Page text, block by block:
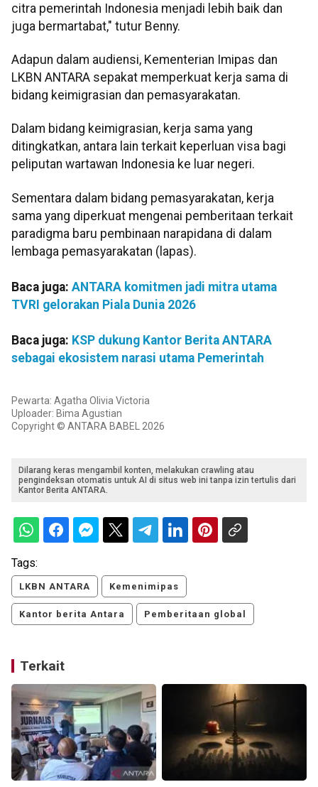
citra pemerintah Indonesia menjadi lebih baik dan
juga bermartabat," tutur Benny.
Adapun dalam audiensi, Kementerian Imipas dan
LKBN ANTARA sepakat memperkuat kerja sama di
bidang keimigrasian dan pemasyarakatan.
Dalam bidang keimigrasian, kerja sama yang
ditingkatkan, antara lain terkait keperluan visa bagi
peliputan wartawan Indonesia ke luar negeri.
Sementara dalam bidang pemasyarakatan, kerja
sama yang diperkuat mengenai pemberitaan terkait
paradigma baru pembinaan narapidana di dalam
lembaga pemasyarakatan (lapas).
Baca juga: ANTARA komitmen jadi mitra utama
TVRI gelorakan Piala Dunia 2026
Baca juga: KSP dukung Kantor Berita ANTARA
sebagai ekosistem narasi utama Pemerintah
Pewarta: Agatha Olivia Victoria
Uploader: Bima Agustian
Copyright © ANTARA BABEL 2026
Dilarang keras mengambil konten, melakukan crawling atau
pengindeksan otomatis untuk AI di situs web ini tanpa izin tertulis dari
Kantor Berita ANTARA.
Tags:
LKBN ANTARA Kemenimipas
Kantor berita Antara Pemberitaan global
Terkait